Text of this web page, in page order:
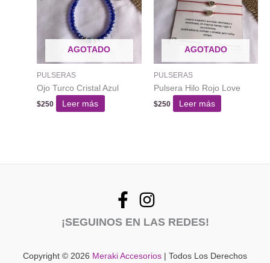
AGOTADO
PULSERAS
Ojo Turco Cristal Azul
$250 Leer más
AGOTADO
PULSERAS
Pulsera Hilo Rojo Love
$250 Leer más
¡SEGUINOS EN LAS REDES!
Copyright © 2026 Meraki Accesorios | Todos Los Derechos